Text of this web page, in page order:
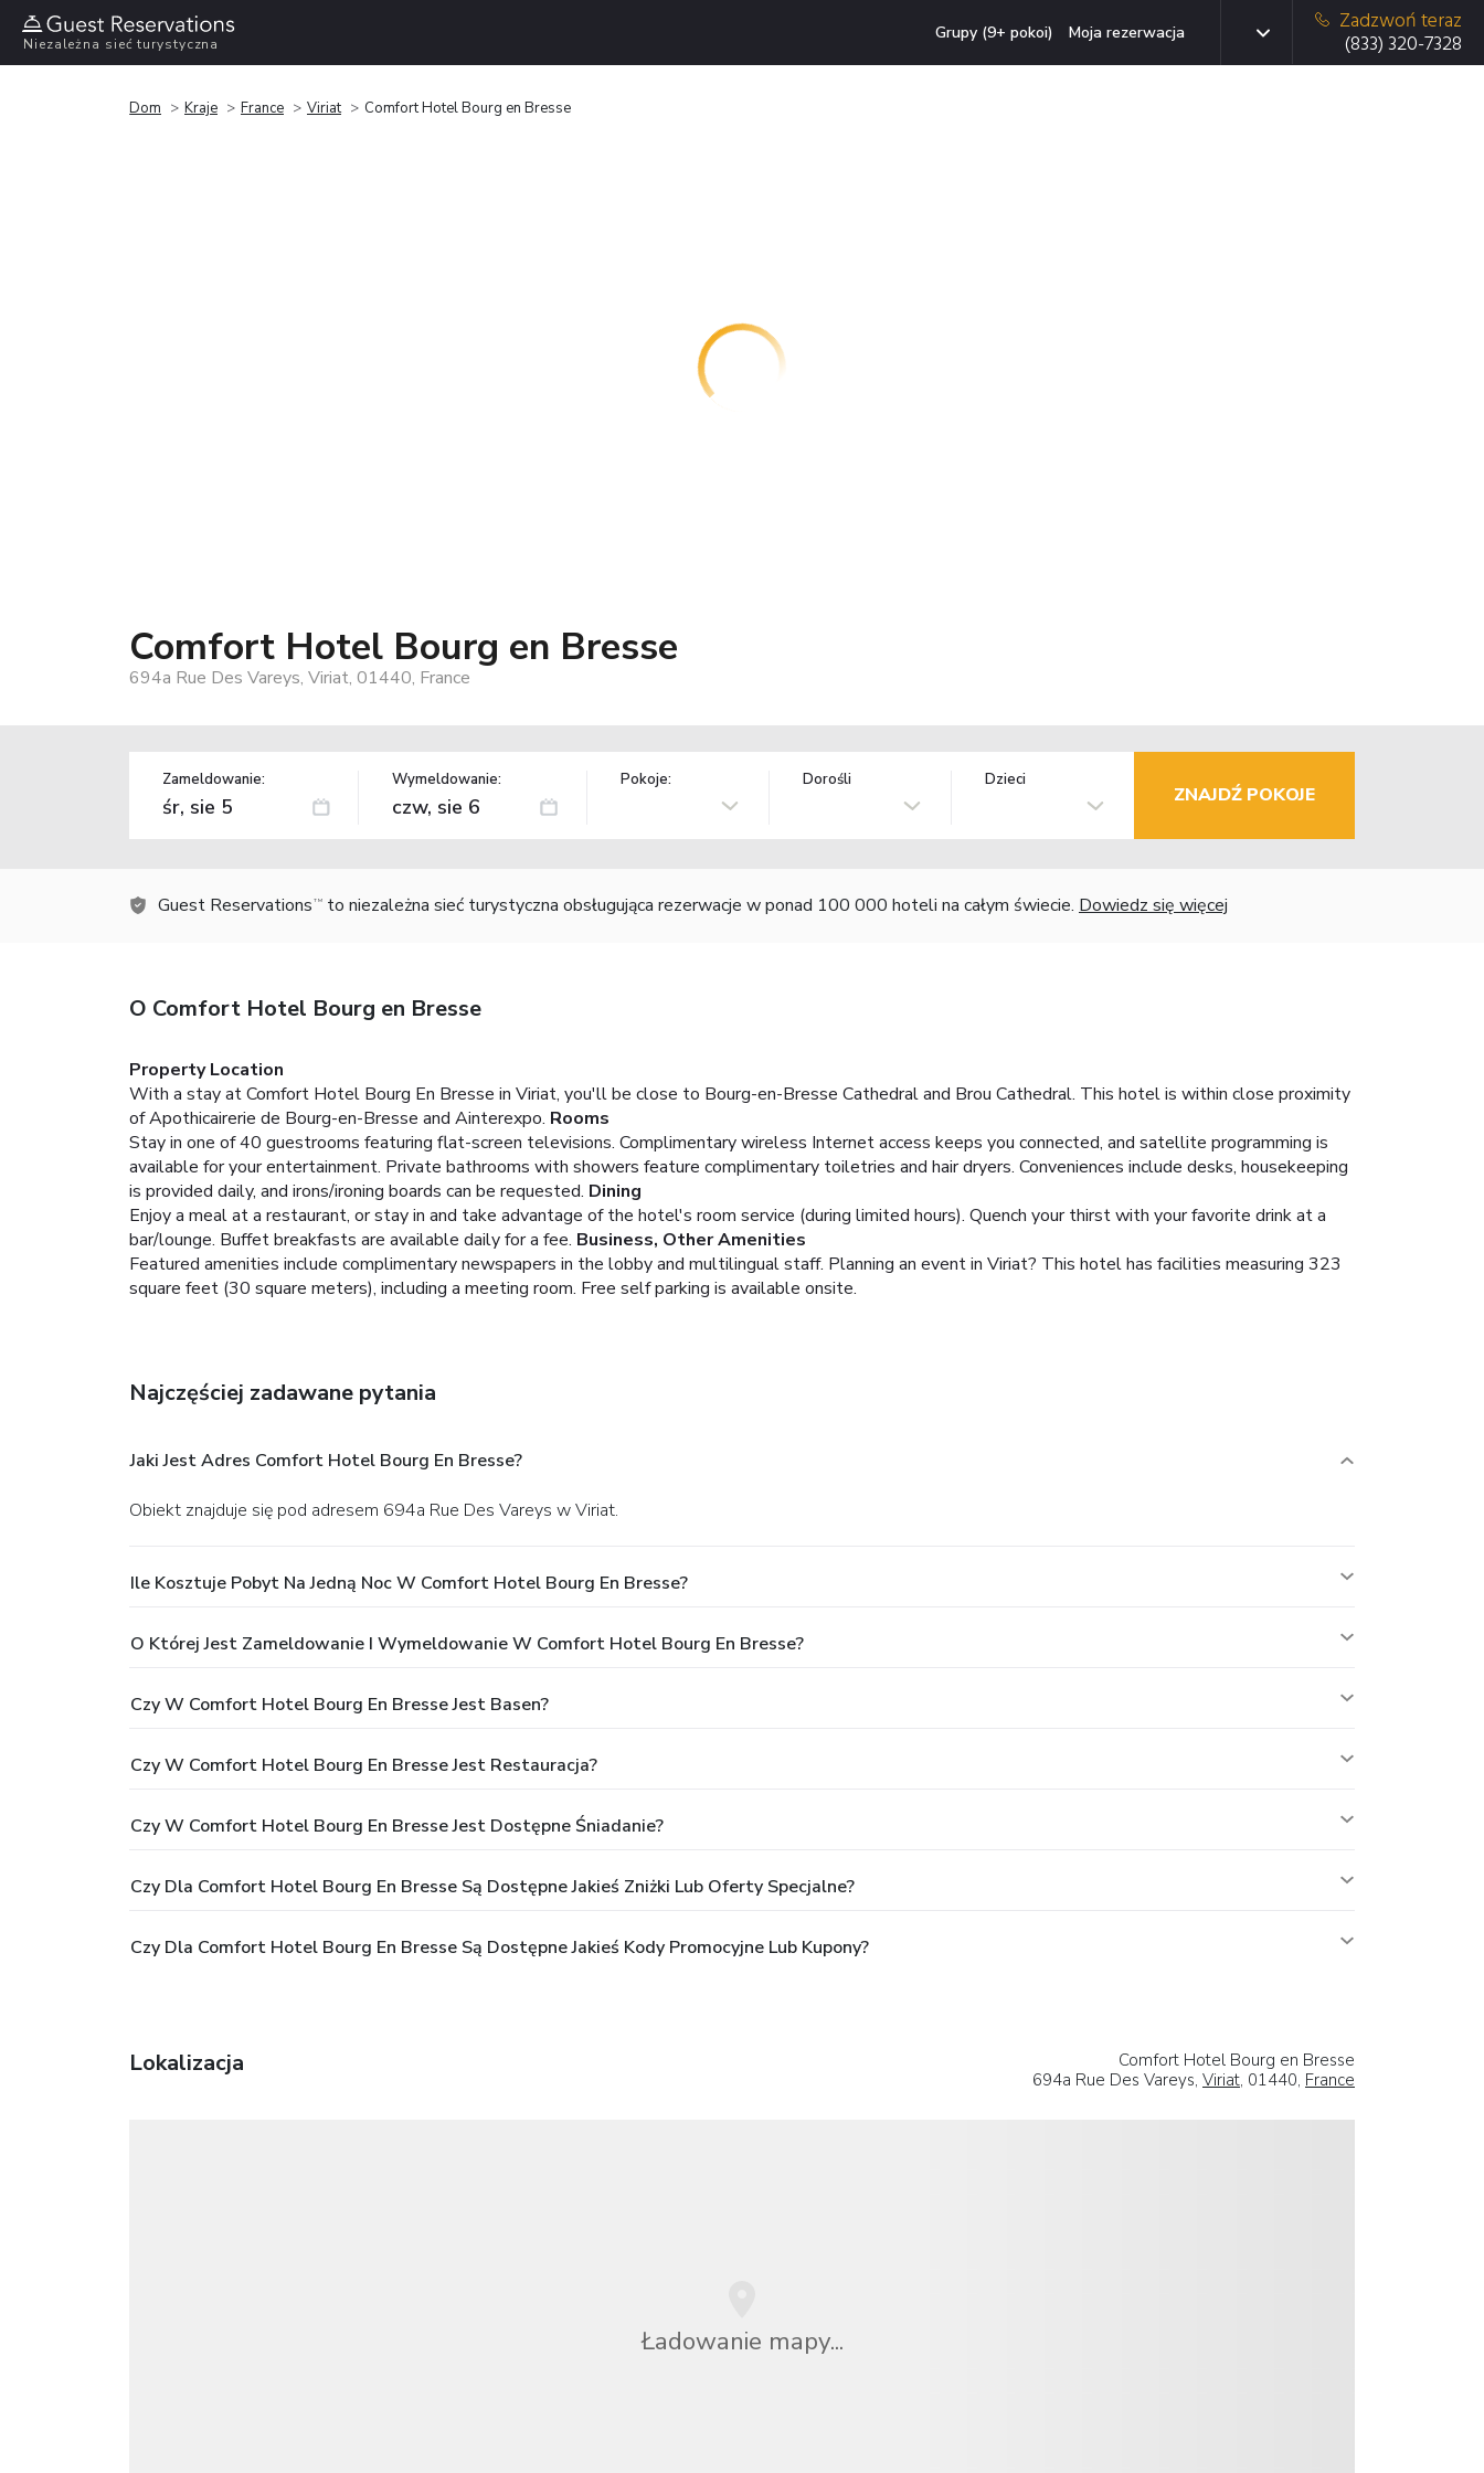
Niezależna sieć turystyczna
Grupy (9+ pokoi) Moja rezerwacja
Zadzwoń teraz
(833) 320-7328
Dom Kraje France Viriat Comfort Hotel Bourg en Bresse
Comfort Hotel Bourg en Bresse
694a Rue Des Vareys, Viriat, 01440, France
Zameldowanie: Wymeldowanie: Pokoje: Dorośli Dzieci
ZNAJDŹ POKOJE
Guest Reservations TM to niezależna sieć turystyczna obsługująca rezerwacje w ponad 100 000 hoteli na całym świecie. Dowiedz się więcej
O Comfort Hotel Bourg en Bresse
Property Location
With a stay at Comfort Hotel Bourg En Bresse in Viriat, you'll be close to Bourg-en-Bresse Cathedral and Brou Cathedral. This hotel is within close proximity
of Apothicairerie de Bourg-en-Bresse and Ainterexpo. Rooms
Stay in one of 40 guestrooms featuring flat-screen televisions. Complimentary wireless Internet access keeps you connected, and satellite programming is
available for your entertainment. Private bathrooms with showers feature complimentary toiletries and hair dryers. Conveniences include desks, housekeeping
is provided daily, and irons/ironing boards can be requested. Dining
Enjoy a meal at a restaurant, or stay in and take advantage of the hotel's room service (during limited hours). Quench your thirst with your favorite drink at a
bar/lounge. Buffet breakfasts are available daily for a fee. Business, Other Amenities
Featured amenities include complimentary newspapers in the lobby and multilingual staff. Planning an event in Viriat? This hotel has facilities measuring 323
square feet (30 square meters), including a meeting room. Free self parking is available onsite.
Najczęściej zadawane pytania
Jaki Jest Adres Comfort Hotel Bourg En Bresse?
Obiekt znajduje się pod adresem 694a Rue Des Vareys w Viriat.
Ile Kosztuje Pobyt Na Jedną Noc W Comfort Hotel Bourg En Bresse?
O Której Jest Zameldowanie I Wymeldowanie W Comfort Hotel Bourg En Bresse?
Czy W Comfort Hotel Bourg En Bresse Jest Basen?
Czy W Comfort Hotel Bourg En Bresse Jest Restauracja?
Czy W Comfort Hotel Bourg En Bresse Jest Dostępne Śniadanie?
Czy Dla Comfort Hotel Bourg En Bresse Są Dostępne Jakieś Zniżki Lub Oferty Specjalne?
Czy Dla Comfort Hotel Bourg En Bresse Są Dostępne Jakieś Kody Promocyjne Lub Kupony?
Lokalizacja
Comfort Hotel Bourg en Bresse
694a Rue Des Vareys, Viriat, 01440, France
Ładowanie mapy...